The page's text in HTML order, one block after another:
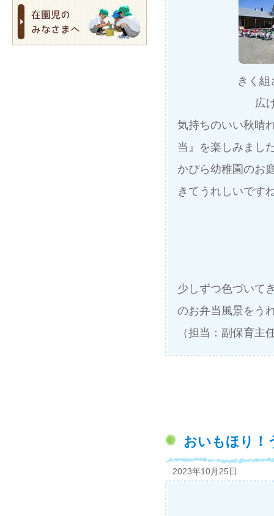
きく組
広
気持ちのいい秋晴
当』を楽しみまし
かぴら幼稚園のお
きてうれしいです
少しずつ色づいて
のお弁当風景をう
（担当：副保育主
おいもほり！
2023年10月25日